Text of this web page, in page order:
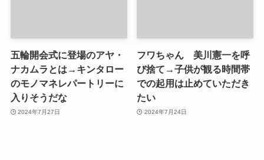
五輪開会式に登場のアヤ・
ナカムラとは→キンタロー
のモノマネレパートリーに
入りそうだな
2024年7月27日
フワちゃん 美川憲一を呼
び捨て→子供が観る時間帯
での起用は止めていただき
たい
2024年7月24日